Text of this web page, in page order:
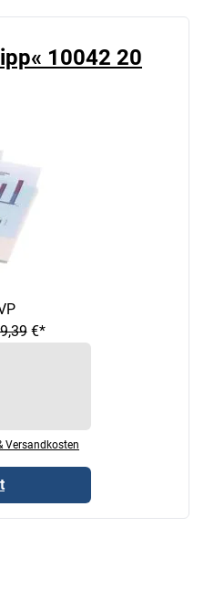
10042 20
9,39€*
Versandkosten